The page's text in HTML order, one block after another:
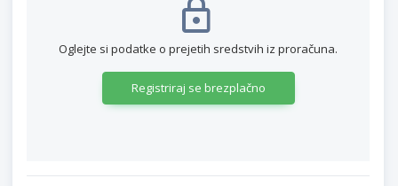
Oglejte si podatke o prejetih sredstvih iz proračuna.
Registriraj se brezplačno